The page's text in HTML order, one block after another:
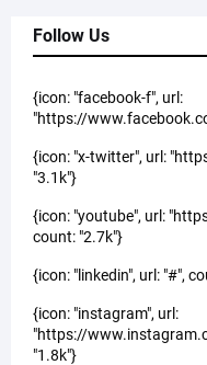
Follow Us
{icon: "facebook-f", url:
"https://
{icon: "x-twitter", url:
"3.1k"}
{icon: "youtube", url:
count: "2.7k"}
{icon: "linkedin", url: "#",
{icon: "instagram", url:
"https://
"1.8k"}